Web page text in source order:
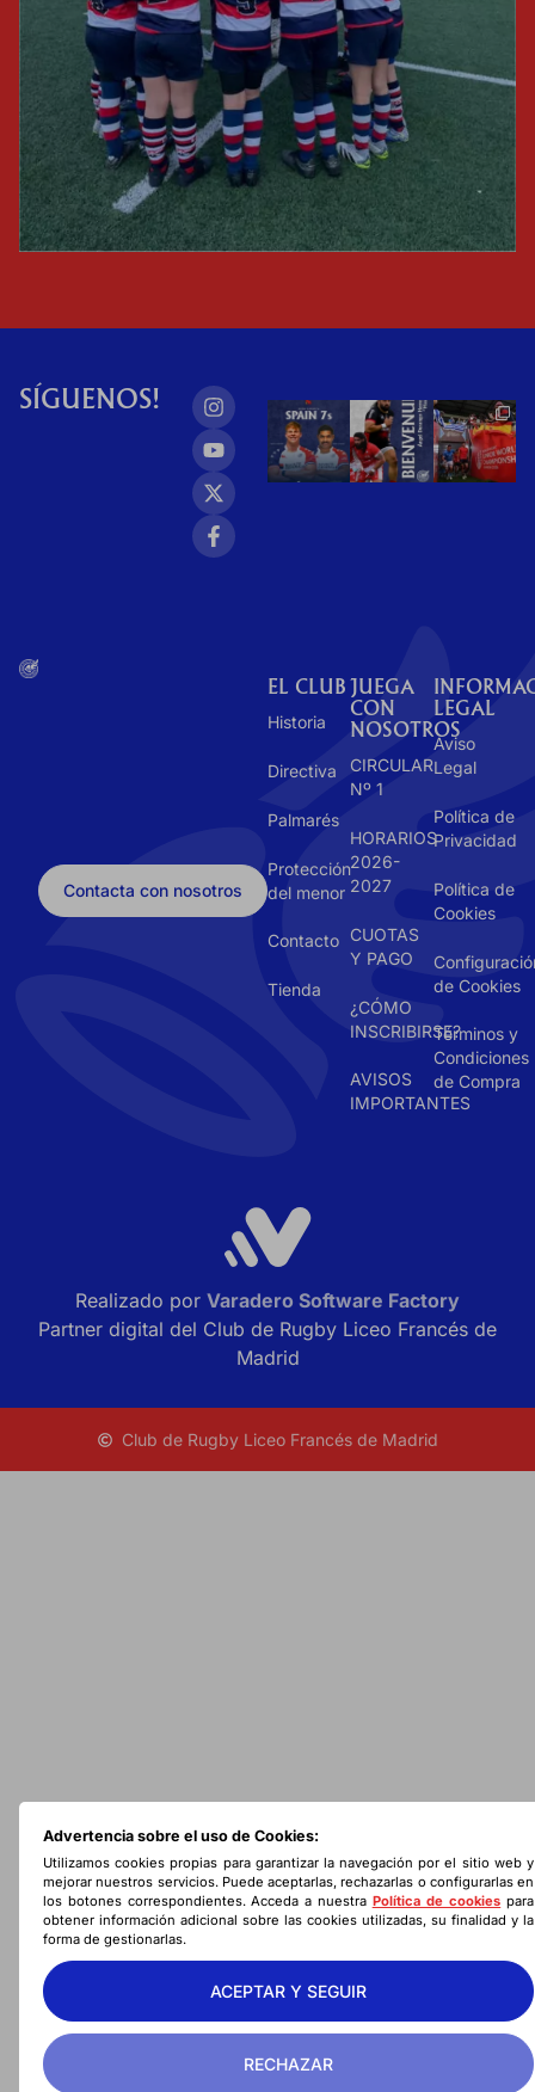
SÍGUENOS!
Contacta con nosotros
EL CLUB
Historia
Directiva
Palmarés
Protección
del menor
Contacto
Tienda
JUEGA
CON
NOSOTROS
CIRCULAR
Nº 1
HORARIOS
2026-
2027
CUOTAS
Y PAGO
¿CÓMO
INSCRIBIRSE?
AVISOS
IMPORTANTES
LEGAL
Aviso
Legal
Política de
Privacidad
Política de
Cookies
de Cookies
Términos y
Condiciones
de Compra
Realizado por Varadero Software Factory
Partner digital del Club de Rugby Liceo Francés de
Madrid
Club de Rugby Liceo Francés de Madrid
Advertencia sobre el uso de Cookies:
Utilizamos cookies propias para garantizar la navegación por el sitio web y
mejorar nuestros servicios. Puede aceptarlas, rechazarlas o configurarlas en
los botones correspondientes. Acceda a nuestra Política de cookies para
obtener información adicional sobre las cookies utilizadas, su finalidad y la
forma de gestionarlas.
ACEPTAR Y SEGUIR
RECHAZAR